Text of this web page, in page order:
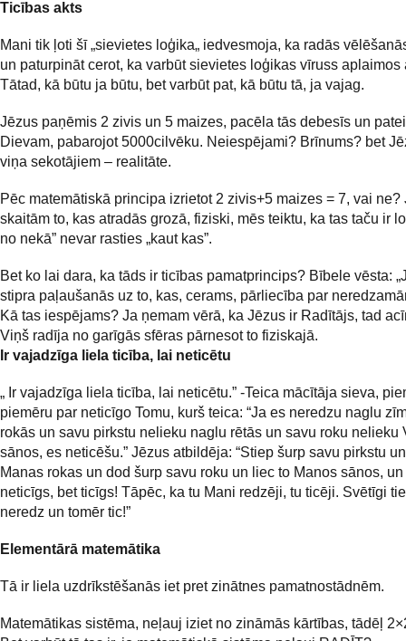
Ticības akts
Mani tik ļoti šī „sievietes loģika„ iedvesmoja, ka radās
un paturpināt cerot, ka varbūt sievietes loģikas vīruss
Tātad, kā būtu ja būtu, bet varbūt pat, kā būtu tā, ja vajag.
Jēzus paņēmis 2 zivis un 5 maizes, pacēla tās debesīs un
Dievam, pabarojot 5000cilvēku. Neiespējami? Brīnums? bet
viņa sekotājiem – realitāte.
Pēc matemātiskā principa izrietot 2 zivis+5 maizes = 7, vai ne?
skaitām to, kas atradās grozā, fiziski, mēs teiktu, ka tas taču ir
no nekā” nevar rasties „kaut kas”.
Bet ko lai dara, ka tāds ir ticības pamatprincips? Bībele vēsta:
stipra paļaušanās uz to, kas, cerams, pārliecība par
Kā tas iespējams? Ja ņemam vērā, ka Jēzus ir Radītājs, tad
Viņš radīja no garīgās sfēras pārnesot to fiziskajā.
Ir vajadzīga liela ticība, lai neticētu
„ Ir vajadzīga liela ticība, lai neticētu.” -Teica mācītāja sieva,
piemēru par neticīgo Tomu, kurš teica: “Ja es neredzu naglu
rokās un savu pirkstu nelieku naglu rētās un savu roku nelieku
sānos, es neticēšu.” Jēzus atbildēja: “Stiep šurp savu pirkstu
Manas rokas un dod šurp savu roku un liec to Manos sānos,
neticīgs, bet ticīgs! Tāpēc, ka tu Mani redzēji, tu ticēji. Svētīgi
neredz un tomēr tic!”
Elementārā matemātika
Tā ir liela uzdrīkstēšanās iet pret zinātnes pamatnostādnēm.
Matemātikas sistēma, neļauj iziet no zināmās kārtības, tādēļ